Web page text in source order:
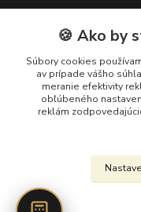
Kontakty
+421 919 275 553
(Po-Pia, 10-13 hod.)
🍪 Ako by
Súbory cookies
av prípade vášho
meranie efektivity
obľúbeného
reklám